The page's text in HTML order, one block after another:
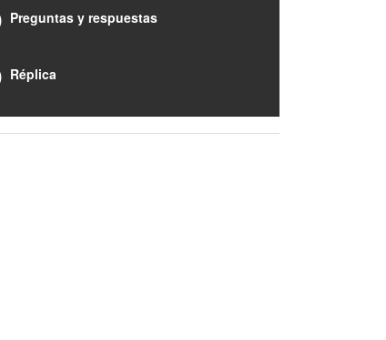
Preguntas y respuestas
Réplica